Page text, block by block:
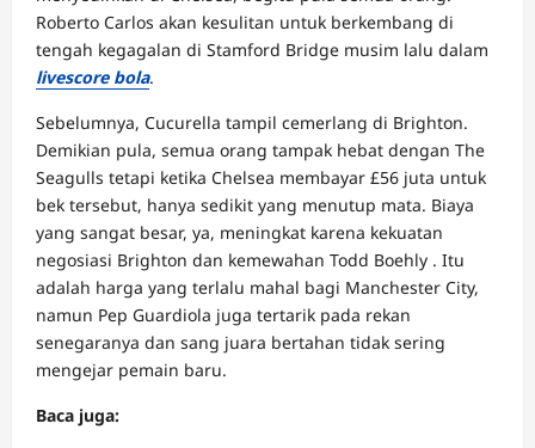
Roberto Carlos akan kesulitan untuk berkembang di
tengah kegagalan di Stamford Bridge musim lalu dalam
livescore bola.
Sebelumnya, Cucurella tampil cemerlang di Brighton.
Demikian pula, semua orang tampak hebat dengan The
Seagulls tetapi ketika Chelsea membayar £56 juta untuk
bek tersebut, hanya sedikit yang menutup mata. Biaya
yang sangat besar, ya, meningkat karena kekuatan
negosiasi Brighton dan kemewahan Todd Boehly . Itu
adalah harga yang terlalu mahal bagi Manchester City,
namun Pep Guardiola juga tertarik pada rekan
senegaranya dan sang juara bertahan tidak sering
mengejar pemain baru.
Baca juga: